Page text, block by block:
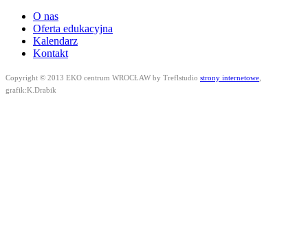
O nas
Oferta edukacyjna
Kalendarz
Kontakt
Copyright © 2013 EKO centrum WROCŁAW by Treflstudio strony internetowe
grafik:K.Drabik